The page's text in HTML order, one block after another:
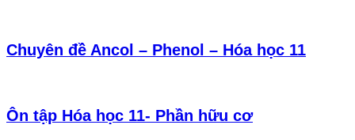
Chuyên đề Ancol – Phenol – Hóa học 11
Ôn tập Hóa học 11- Phần hữu cơ